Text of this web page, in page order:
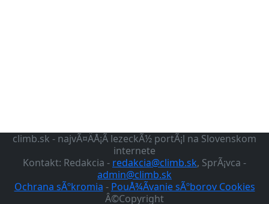
climb.sk - najvÃ¤ÄÅ¡Ã­ lezeckÃ½ portÃ¡l na Slovenskom
internete
Kontakt: Redakcia - redakcia@climb.sk, SprÃ¡vca -
admin@climb.sk
Ochrana sÃºkromia - PouÅ¾Ã­vanie sÃºborov Cookies
Â©Copyright